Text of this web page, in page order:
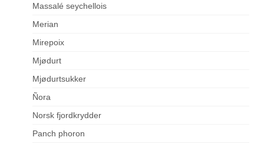
Massalé seychellois
Merian
Mirepoix
Mjødurt
Mjødurtsukker
Ñora
Norsk fjordkrydder
Panch phoron